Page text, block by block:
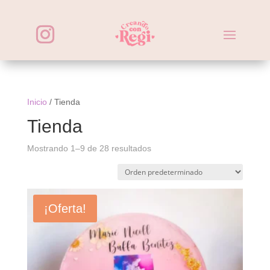
Inicio / Tienda
Tienda
Mostrando 1–9 de 28 resultados
¡Oferta!